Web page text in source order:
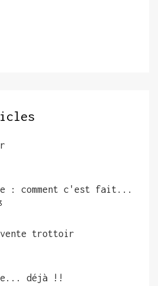
: comment c'est fait...
vente trottoir
déjà !!